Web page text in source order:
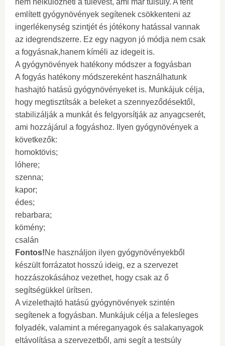
nem nélkülözheti a túlevést, ami már túlsúly. A fent
említett gyógynövények segítenek csökkenteni az
ingerlékenység szintjét és jótékony hatással vannak
az idegrendszerre. Ez egy nagyon jó módja nem csak
a fogyásnak,hanem kíméli az idegeit is.
A gyógynövények hatékony módszer a fogyásban
A fogyás hatékony módszereként használhatunk
hashajtó hatású gyógynövényeket is. Munkájuk célja,
hogy megtisztítsák a beleket a szennyeződésektől,
stabilizálják a munkát és felgyorsítják az anyagcserét,
ami hozzájárul a fogyáshoz. Ilyen gyógynövények a
következők:
homoktövis;
lóhere;
szenna;
kapor;
édes;
rebarbara;
kömény;
csalán
Fontos!Ne használjon ilyen gyógynövényekből
készült forrázatot hosszú ideig, ez a szervezet
hozzászokásához vezethet, hogy csak az ő
segítségükkel ürítsen.
A vizelethajtó hatású gyógynövények szintén
segítenek a fogyásban. Munkájuk célja a felesleges
folyadék, valamint a méreganyagok és salakanyagok
eltávolítása a szervezetből, ami segít a testsúly